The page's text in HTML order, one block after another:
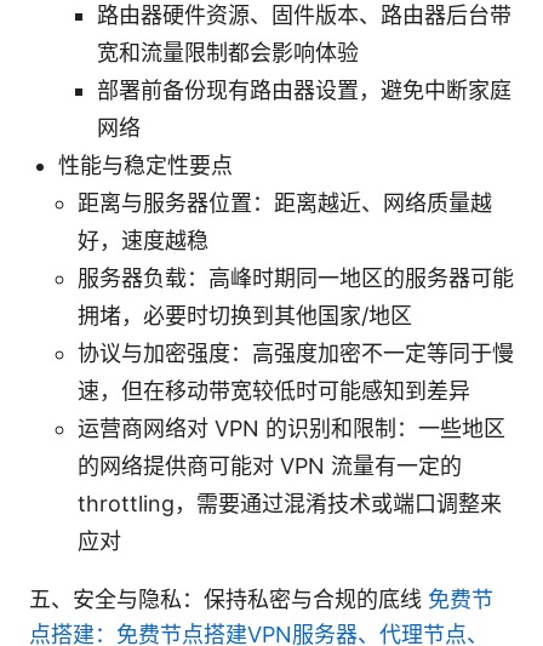
路由器硬件资源、固件版本、路由器后台带
宽和流量限制都会影响体验
部署前备份现有路由器设置，避免中断家庭
网络
性能与稳定性要点
距离与服务器位置：距离越近、网络质量越
好，速度越稳
服务器负载：高峰时期同一地区的服务器可能
拥堵，必要时切换到其他国家/地区
协议与加密强度：高强度加密不一定等同于慢
速，但在移动带宽较低时可能感知到差异
运营商网络对 VPN 的识别和限制：一些地区
的网络提供商可能对 VPN 流量有一定的
throttling，需要通过混淆技术或端口调整来
应对
五、安全与隐私：保持私密与合规的底线 免费节
点搭建：免费节点搭建VPN服务器、代理节点、